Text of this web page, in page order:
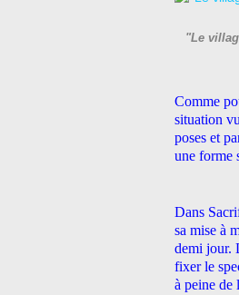
"Le
Comme
situation
poses et
une forme
Dans
sa mise à
demi jour.
fixer le
à peine de